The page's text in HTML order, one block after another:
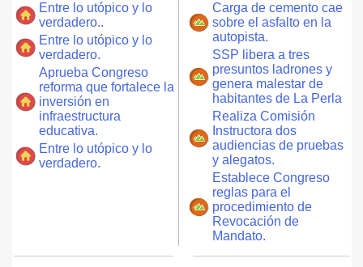
Entre lo utópico y lo
verdadero..
Entre lo utópico y lo
verdadero.
Aprueba Congreso
reforma que fortalece la
inversión en
infraestructura
educativa.
Entre lo utópico y lo
verdadero.
Carga de cemento cae
sobre el asfalto en la
autopista.
SSP libera a tres
presuntos ladrones y
genera malestar de
habitantes de La Perla
Realiza Comisión
Instructora dos
audiencias de pruebas
y alegatos.
Establece Congreso
reglas para el
procedimiento de
Revocación de
Mandato.